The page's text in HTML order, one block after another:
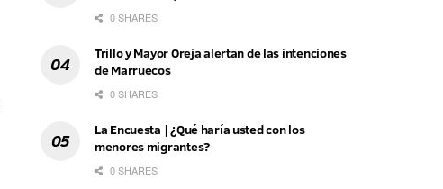
0 SHARES
Trillo y Mayor Oreja alertan de las intenciones
de Marruecos
0 SHARES
La Encuesta | ¿Qué haría usted con los
menores migrantes?
0 SHARES